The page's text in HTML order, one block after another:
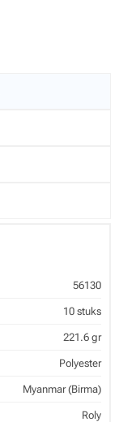
56130
10 stuks
221.6 gr
Polyester
Myanmar (Birma)
Roly